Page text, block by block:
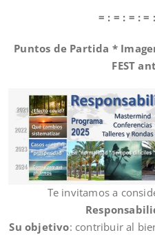
= : = : = : =
Puntos de Partida *
FEST
Te invitamos a
Su objetivo: contribuir al